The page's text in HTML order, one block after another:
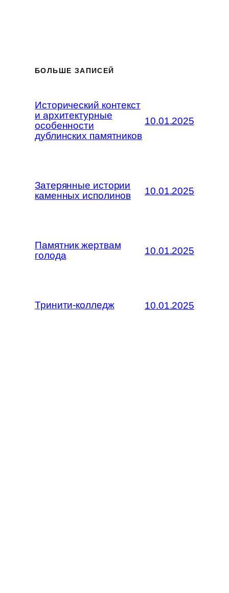
БОЛЬШЕ ЗАПИСЕЙ
Исторический контекст
и архитектурные
особенности
дублинских памятников
10.01.2025
Затерянные истории
каменных исполинов
10.01.2025
Памятник жертвам
голода
10.01.2025
Тринити-колледж 10.01.2025